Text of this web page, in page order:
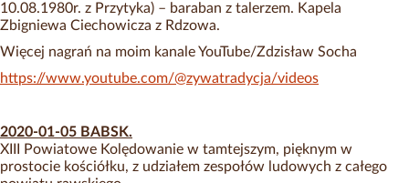
10.08.1980r. z Przytyka) – baraban z talerzem. Kapela
Zbigniewa Ciechowicza z Rdzowa.
Więcej nagrań na moim kanale YouTube/Zdzisław Socha
https://www.youtube.com/@zywatradycja/videos
2020-01-05 BABSK.
XIII Powiatowe Kolędowanie w tamtejszym, pięknym w
prostocie kościółku, z udziałem zespołów ludowych z całego